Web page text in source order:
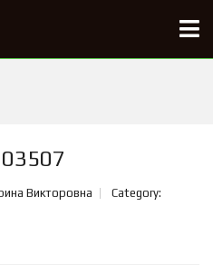
Викторовна Category: